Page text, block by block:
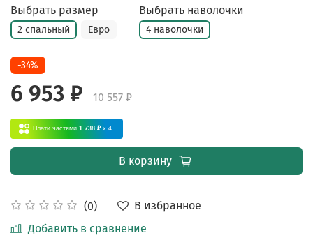
(0)
В избранное
Добавить в сравнение
Выбрать размер
2 спальный Евро
Выбрать наволочки
4 наволочки
-34%
6 953 ₽ 10 557 ₽
Плати частями 1 738 ₽ x 4
В корзину